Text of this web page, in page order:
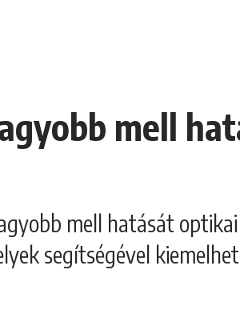
mell
mell hatását
segítségével